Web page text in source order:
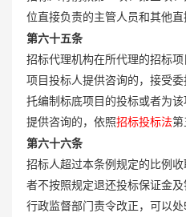
位直接负责的主管人员和其他直
第六十五条
招标代理机构在所代理的招标
项目投标人提供咨询的，接受
托编制标底项目的投标或者为该
提供咨询的，依照招标投标法第
第六十六条
招标人超过本条例规定的比例
者不按照规定退还投标保证金
行政监督部门责令改正，可以